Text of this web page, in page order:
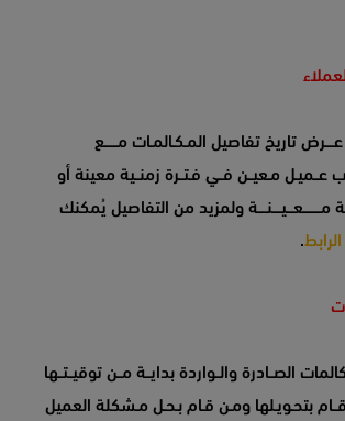
تاريخ تفاصيل المـكـالمـات مــــــع
عــميـل مـعيــن فــي فـتــرة زمنــية معينة أو
مــــــــعـــيــــنــــة ولمزيد من التفاصيل يُمكنك
.
الصــادرة والــواردة بدايــة مــن توقيــتــها
بتحـويـلها ومـن قـام بـحـل مـشكلة العميل